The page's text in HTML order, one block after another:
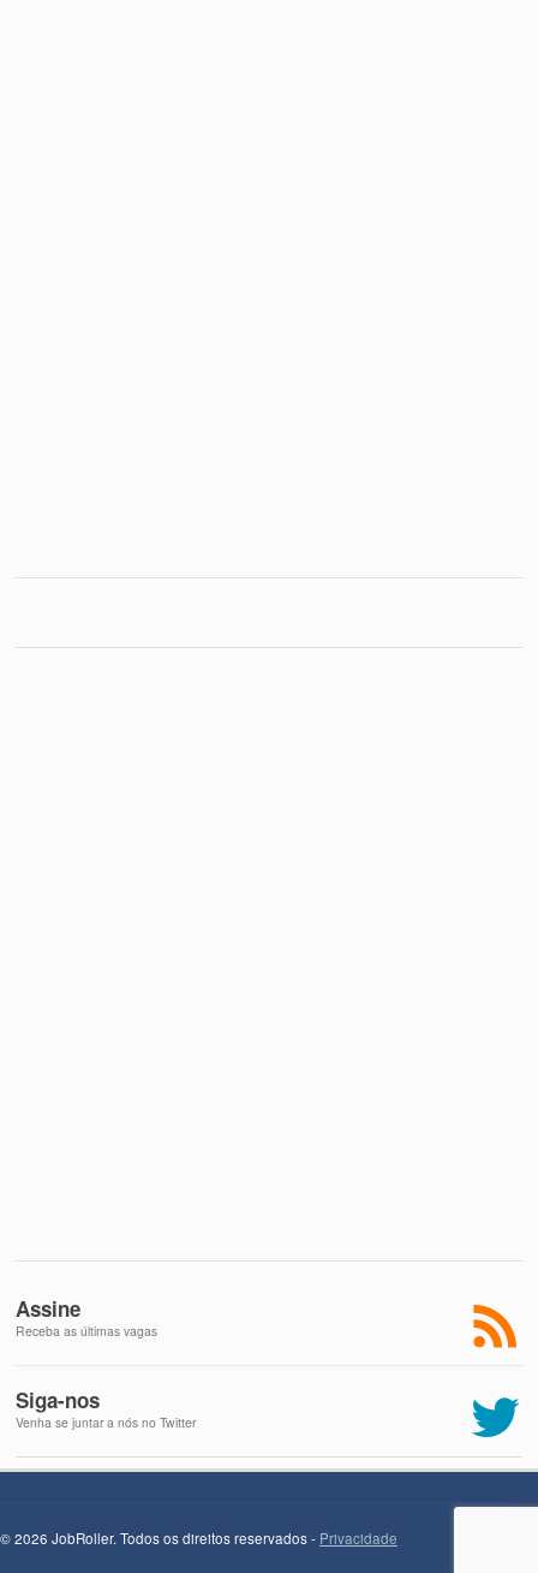
Assine
Receba as últimas vagas
Siga-nos
Venha se juntar a nós no Twitter
© 2026 JobRoller. Todos os direitos reservados - Privacidade